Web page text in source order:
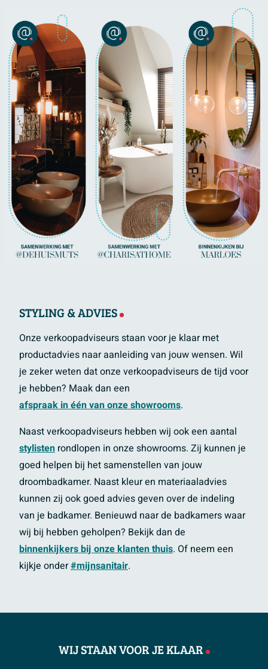
STYLING & ADVIES
Onze verkoopadviseurs staan voor je klaar met
productadvies naar aanleiding van jouw wensen. Wil
je zeker weten dat onze verkoopadviseurs de tijd voor
je hebben? Maak dan een
afspraak in één van onze showrooms.
Naast verkoopadviseurs hebben wij ook een aantal
stylisten rondlopen in onze showrooms. Zij kunnen je
goed helpen bij het samenstellen van jouw
droombadkamer. Naast kleur en materiaaladvies
kunnen zij ook goed advies geven over de indeling
van je badkamer. Benieuwd naar de badkamers waar
wij bij hebben geholpen? Bekijk dan de
binnenkijkers bij onze klanten thuis. Of neem een
kijkje onder#mijnsanitair.
WIJ STAAN VOOR JE KLAAR